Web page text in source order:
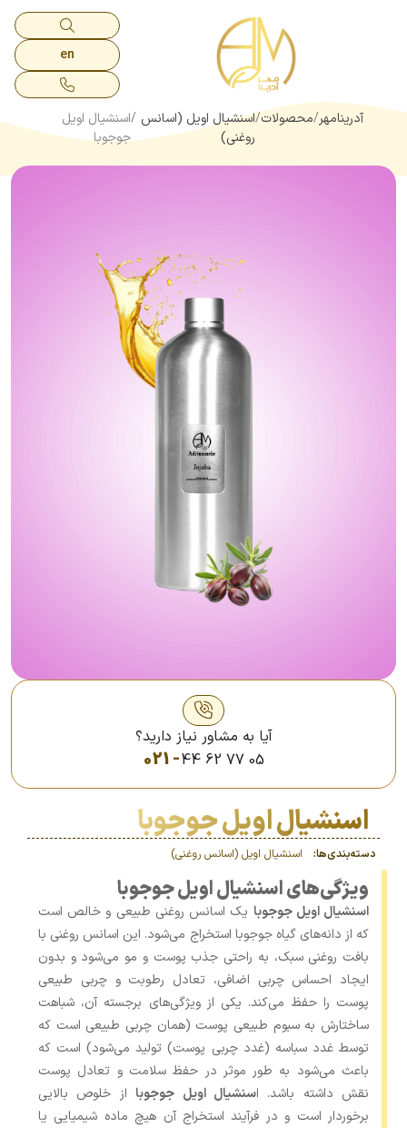
en
آدرینامهر محصولات اسنشیال اویل (اسانس
روغنی)
اسنشیال اویل
جوجوبا
آیا به مشاور نیاز دارید؟
021 -44 62 77 05
اسنشیال اویل جوجوبا
دسته‌بندی‌ها: اسنشیال اویل (اسانس روغنی)
ویژگی‌های اسنشیال اویل جوجوبا
اسنشیال اویل جوجوبا یک اسانس روغنی طبیعی و خالص است
که از دانه‌های گیاه جوجوبا استخراج می‌شود. این اسانس روغنی با
بافت روغنی سبک، به راحتی جذب پوست و مو می‌شود و بدون
ایجاد احساس چربی اضافی، تعادل رطوبت و چربی طبیعی
پوست را حفظ می‌کند. یکی از ویژگی‌های برجسته آن، شباهت
ساختارش به سبوم طبیعی پوست (همان چربی طبیعی است که
توسط غدد سباسه (غدد چربی پوست) تولید می‌شود) است که
باعث می‌شود به طور موثر در حفظ سلامت و تعادل پوست
نقش داشته باشد. اسنشیال اویل جوجوبااز خلوص بالایی
برخوردار است و در فرآیند استخراج آن هیچ ماده شیمیایی یا